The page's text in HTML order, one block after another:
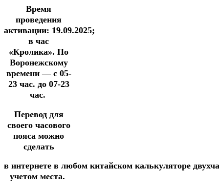
Время
проведения
активации: 19.09.2025;
в час
«Кролика». По
Воронежскому
времени — с 05-
23 час. до 07-23
час.
Перевод для
своего часового
пояса можно
сделать
в интернете в любом китайском калькуляторе
учетом места.